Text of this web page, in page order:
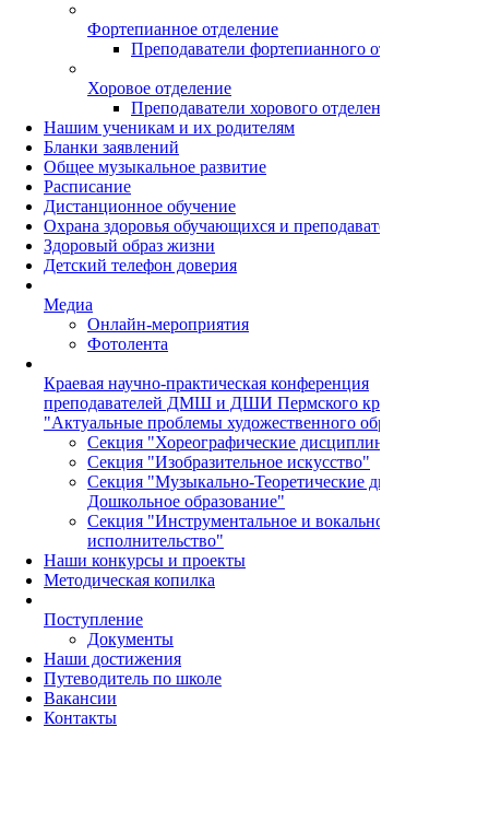
Фортепианное отделение
Преподаватели фортепианного отделения
Хоровое отделение
Преподаватели хорового отделения
Нашим ученикам и их родителям
Бланки заявлений
Общее музыкальное развитие
Расписание
Дистанционное обучение
Охрана здоровья обучающихся и преподавателей
Здоровый образ жизни
Детский телефон доверия
Медиа
Онлайн-мероприятия
Фотолента
Краевая научно-практическая конференция
преподавателей ДМШ и ДШИ Пермского края
"Актуальные проблемы художественного образования"
Секция "Хореографические дисциплины"
Секция "Изобразительное искусство"
Секция "Музыкально-Теоретические дисциплины и
Дошкольное образование"
Секция "Инструментальное и вокальное
исполнительство"
Наши конкурсы и проекты
Методическая копилка
Поступление
Документы
Наши достижения
Путеводитель по школе
Вакансии
Контакты